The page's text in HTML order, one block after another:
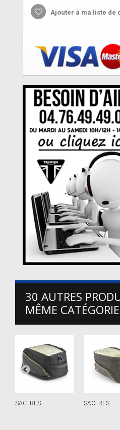
Ajouter à ma liste de
30 AUTRES
MÊME
SAC. RES.... SAC. RES....